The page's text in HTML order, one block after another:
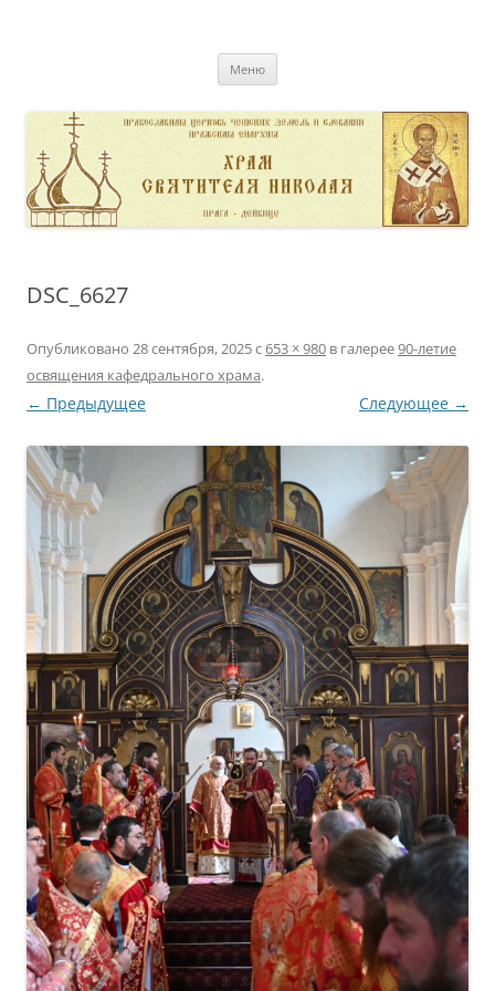
Меню
DSC_6627
Опубликовано 28 сентября, 2025с653 × 980 в галерее90-летие
освящения кафедрального храма.
← Предыдущее Следующее →